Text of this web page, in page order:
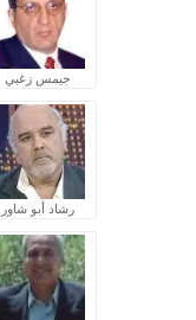
جيمس زغبي
رشاد أبو شاور